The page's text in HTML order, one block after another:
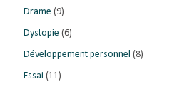
Drame (9)
Dystopie (6)
Développement personnel (8)
Essai (11)